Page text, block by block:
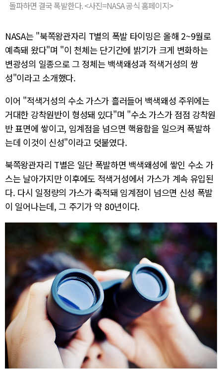
돌파하면 결국 폭발한다. <사진=NASA 공식 홈페이지>
NASA는 "북쪽왕관자리 T별의 폭발 타이밍은 올해 2~9월로
예측돼 왔다"며 "이 천체는 단기간에 밝기가 크게 변화하는
변광성의 일종으로 그 정체는 백색왜성과 적색거성의 쌍
성"이라고 소개했다.
이어 "적색거성의 수소 가스가 흘러들어 백색왜성 주위에는
거대한 강착원반이 형성돼 있다"며 "수소 가스가 점점 강착원
반 표면에 쌓이고, 임계점을 넘으면 핵융합을 일으켜 폭발하
는데 이것이 신성"이라고 덧붙였다.
북쪽왕관자리 T별은 일단 폭발하면 백색왜성에 쌓인 수소 가
스는 날아가지만 이후에도 적색거성에서 가스가 계속 유입된
다. 다시 일정량의 가스가 축적돼 임계점이 넘으면 신성 폭발
이 일어나는데, 그 주기가 약 80년이다.